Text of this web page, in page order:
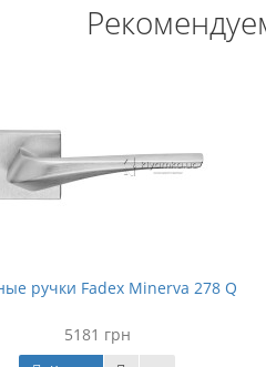
ручки Fadex Minerva 278 Q
5181 грн